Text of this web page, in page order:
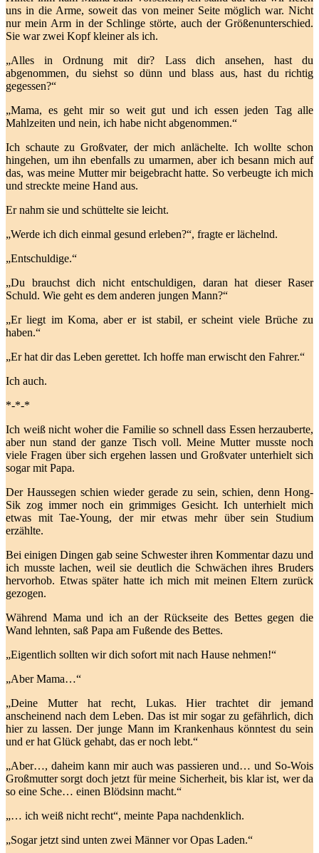
uns in die Arme, soweit das von meiner Seite möglich war. Nicht
nur mein Arm in der Schlinge störte, auch der Größenunterschied.
Sie war zwei Kopf kleiner als ich.
„Alles in Ordnung mit dir? Lass dich ansehen, hast du
abgenommen, du siehst so dünn und blass aus, hast du richtig
gegessen?“
„Mama, es geht mir so weit gut und ich essen jeden Tag alle
Mahlzeiten und nein, ich habe nicht abgenommen.“
Ich schaute zu Großvater, der mich anlächelte. Ich wollte schon
hingehen, um ihn ebenfalls zu umarmen, aber ich besann mich auf
das, was meine Mutter mir beigebracht hatte. So verbeugte ich mich
und streckte meine Hand aus.
Er nahm sie und schüttelte sie leicht.
„Werde ich dich einmal gesund erleben?“, fragte er lächelnd.
„Entschuldige.“
„Du brauchst dich nicht entschuldigen, daran hat dieser Raser
Schuld. Wie geht es dem anderen jungen Mann?“
„Er liegt im Koma, aber er ist stabil, er scheint viele Brüche zu
haben.“
„Er hat dir das Leben gerettet. Ich hoffe man erwischt den Fahrer.“
Ich auch.
*-*-*
Ich weiß nicht woher die Familie so schnell dass Essen herzauberte,
aber nun stand der ganze Tisch voll. Meine Mutter musste noch
viele Fragen über sich ergehen lassen und Großvater unterhielt sich
sogar mit Papa.
Der Haussegen schien wieder gerade zu sein, schien, denn Hong-
Sik zog immer noch ein grimmiges Gesicht. Ich unterhielt mich
etwas mit Tae-Young, der mir etwas mehr über sein Studium
erzählte.
Bei einigen Dingen gab seine Schwester ihren Kommentar dazu und
ich musste lachen, weil sie deutlich die Schwächen ihres Bruders
hervorhob. Etwas später hatte ich mich mit meinen Eltern zurück
gezogen.
Während Mama und ich an der Rückseite des Bettes gegen die
Wand lehnten, saß Papa am Fußende des Bettes.
„Eigentlich sollten wir dich sofort mit nach Hause nehmen!“
„Aber Mama…“
„Deine Mutter hat recht, Lukas. Hier trachtet dir jemand
anscheinend nach dem Leben. Das ist mir sogar zu gefährlich, dich
hier zu lassen. Der junge Mann im Krankenhaus könntest du sein
und er hat Glück gehabt, das er noch lebt.“
„Aber…, daheim kann mir auch was passieren und… und So-Wois
Großmutter sorgt doch jetzt für meine Sicherheit, bis klar ist, wer da
so eine Sche… einen Blödsinn macht.“
„… ich weiß nicht recht“, meinte Papa nachdenklich.
„Sogar jetzt sind unten zwei Männer vor Opas Laden.“